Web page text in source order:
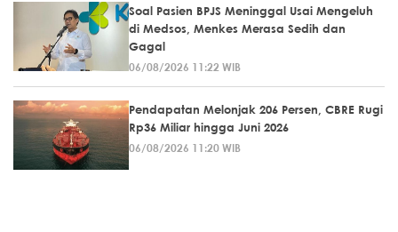
Soal Pasien BPJS Meninggal Usai Mengeluh
di Medsos, Menkes Merasa Sedih dan
Gagal
06/08/2026 11:22 WIB
Pendapatan Melonjak 206 Persen, CBRE Rugi
Rp36 Miliar hingga Juni 2026
06/08/2026 11:20 WIB